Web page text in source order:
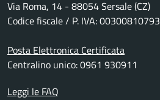
Via Roma, 14 - 88054 Sersale (CZ)
Codice fiscale / P. IVA: 00300810793
Posta Elettronica Certificata
Centralino unico: 0961 930911
Leggi le FAQ